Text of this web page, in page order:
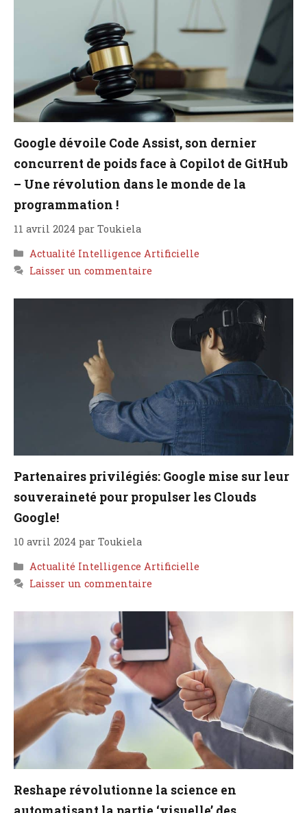
Google dévoile Code Assist, son dernier
concurrent de poids face à Copilot de GitHub
– Une révolution dans le monde de la
programmation !
11 avril 2024 par Toukiela
Catégories
Actualité Intelligence Artificielle
Laisser un commentaire
Partenaires privilégiés: Google mise sur leur
souveraineté pour propulser les Clouds
Google!
10 avril 2024 par Toukiela
Catégories
Actualité Intelligence Artificielle
Laisser un commentaire
Reshape révolutionne la science en